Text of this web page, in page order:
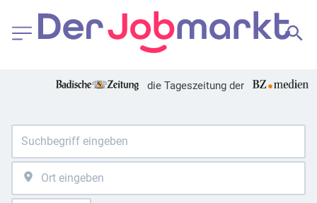
die Tageszeitung der